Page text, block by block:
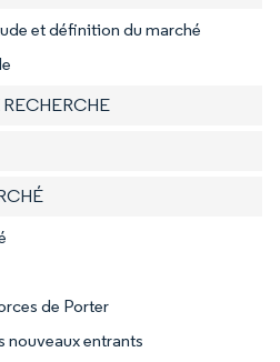
et définition du marché
de Porter
nouveaux entrants